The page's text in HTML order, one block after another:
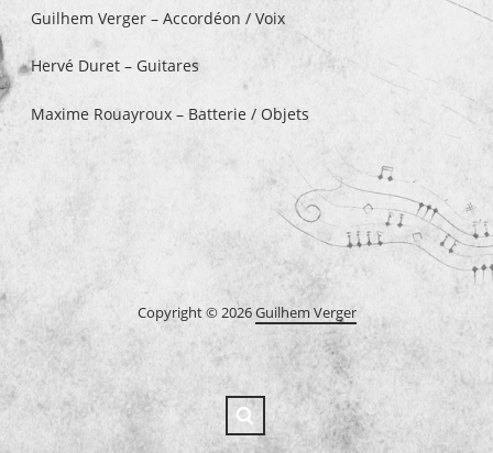
Guilhem Verger – Accordéon / Voix
Hervé Duret – Guitares
Maxime Rouayroux – Batterie / Objets
Copyright © 2026Guilhem Verger